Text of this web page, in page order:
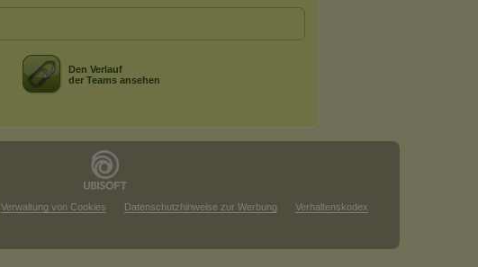
Den Verlauf
der Teams ansehen
Verwaltung von Cookies Datenschutzhinweise zur Werbung Verhaltenskodex